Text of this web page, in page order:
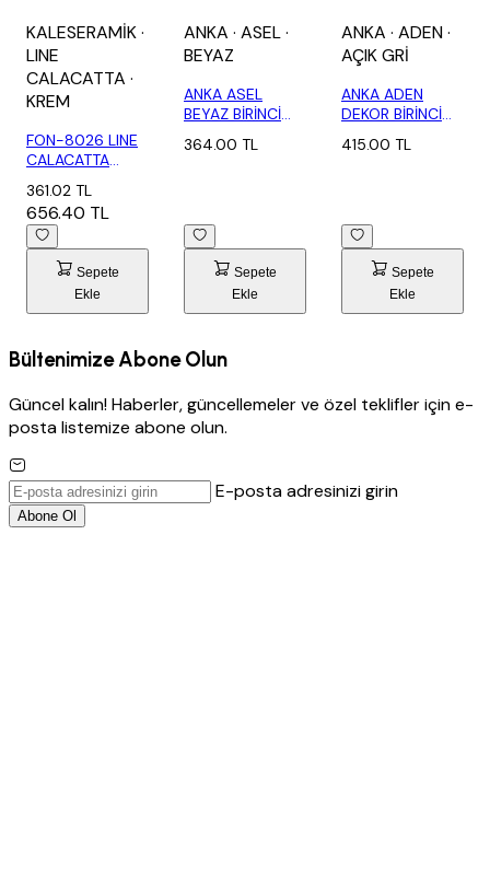
KALESERAMİK·
LINE
CALACATTA ·
KREM
FON-8026 LINE
CALACATTA
M2)
361.02 TL
656.40 TL
Sepete
Ekle
ANKA · ASEL·
BEYAZ
ANKA ASEL
BEYAZ BİRİNCİ
364.00 TL
Sepete
Ekle
ANKA · ADEN·
AÇIK GRİ
ANKA ADEN
DEKOR BİRİNCİ
415.00 TL
Sepete
Ekle
Bültenimize Abone Olun
Güncel kalın! Haberler, güncellemeler ve özel teklifler için e-
posta listemize abone olun.
E-posta adresinizi girin
Abone Ol